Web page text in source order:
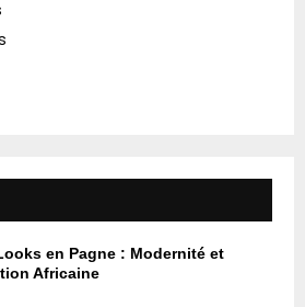
en Pagne : Modernité et
Africaine